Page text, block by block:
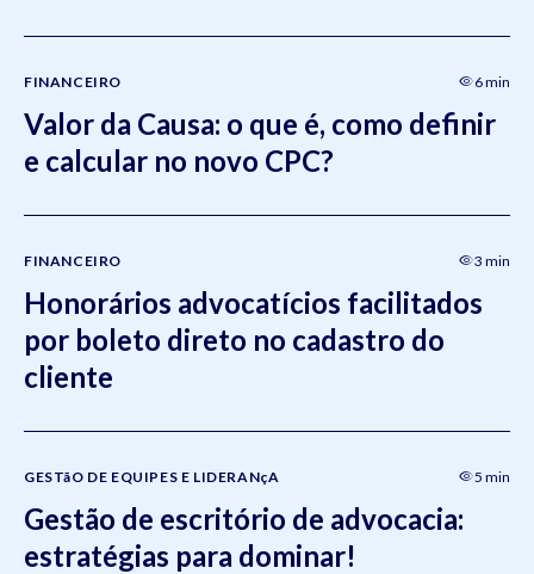
FINANCEIRO 6 min
Valor da Causa: o que é, como definir
e calcular no novo CPC?
FINANCEIRO 3 min
Honorários advocatícios facilitados
por boleto direto no cadastro do
cliente
GESTãO DE EQUIPES E LIDERANçA 5 min
Gestão de escritório de advocacia:
estratégias para dominar!